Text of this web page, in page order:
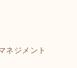
ネジメント